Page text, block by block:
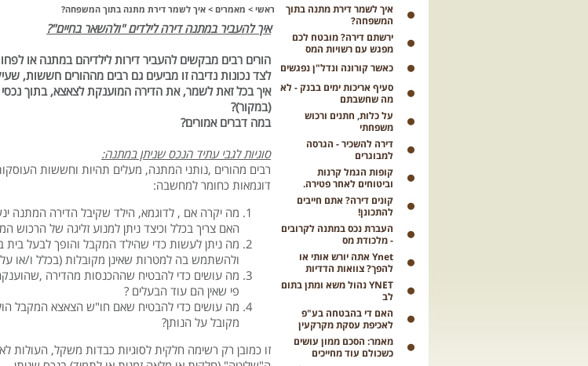
ראשי > מאמרים > איך לשמר דירת מתנה בתוך המשפחה?
איך להעביר במתנה דירה לילדים "ולהשאר בחיים"?
הורים רבים מבקשים להעביר דירות לילדיהם במתנה או
לצד נכונות נדיבה זו מביעים גם רבים מההורים חששות,
איך בכל זאת לשמר, את הדירה המוענקת לצאצא, בתוך
(במקור)?
במה דברים אמורים?
סוגיות לגבי עתיד הנכס שניתן במתנה:
רבים מהורים ,נותני המתנה, מעלים תהיות וחששות
דוגמאות כחומר למחשבה:
מה יקרה אם , לדוגמא, הילד שקיבל הדירה המתנה
האם צריך בכלל וכיצד ניתן למנוע זליגה של הרכוש
מה ניתן לעשות כדי שהילד המקבל והופך לבעל בית
ולהשתמש בה למטרות שאינן מקובלות (בכלל ו/או על
מה עושים כדי להבטיח שההכנסות מהדירה
פי שאין הם עוד הבעלים ?
מה עושים כדי להבטיח שאם חו"ש הצאצא המקבל
מקובל על הנותן?
זו כמובן רק רשימה חלקית לסוגיות כבדות משקל,
איך לשמר דירת מתנה בתוך
המשפחה?
ירשתם דירה? מובטח לכם
מפגש עם רשויות המס
כאשר קורונה ונדל"ן נפגשים
סעיף אריכות ימים בבנק - לא
מה שחשבתם
על כלות, חתנים ורכוש
משפחתי
דירה להשכיר - הגרסה
למבוגרים
קופות הגמל קרנות
וביטוחים לאחר פטירה.
קונים דירה? אתם חייבים
להתכונן!
העברת נכס במתנה לקרובים
- מלכודת מס
Ynet אתה יורש אותי או
להפך? צוואות הדדיות
YNET נהול משא ומתן בתום
לב
האם די בהבטחה בע"פ
לאכיפת עסקת מקרקעין
מאמר: הסכם ממון עושים
כשכולם עוד מחייכים